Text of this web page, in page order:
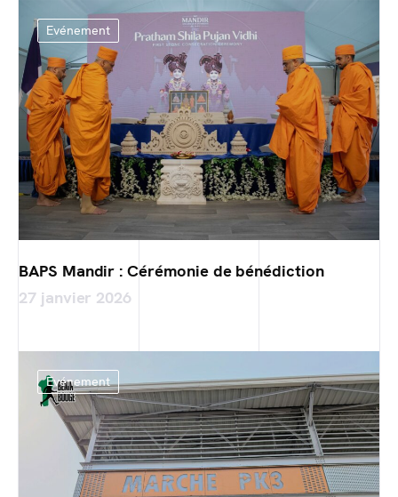
Evénement
BAPS Mandir : Cérémonie de bénédiction
27 janvier 2026
Evénement